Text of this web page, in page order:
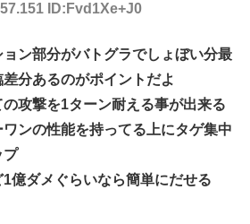
ID:Fvd1Xe+J0
ン部分がバトグラでしょぼい分最
分あるのがポイントだよ
攻撃を1ターン耐える事が出来る
ンの性能を持ってる上にタゲ集中
プ
億ダメぐらいなら簡単にだせる